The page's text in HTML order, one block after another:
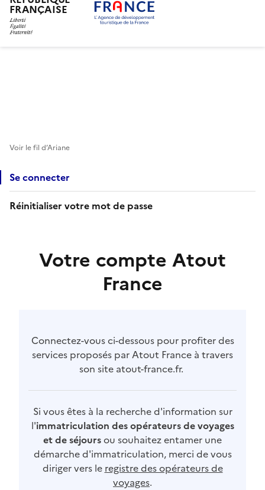
FRANÇAISE
Voir le fil d’Ariane
Se connecter
Réinitialiser votre mot de passe
Votre compte Atout
France
Connectez-vous ci-dessous pour profiter des
services proposés par Atout France à travers
son site atout-france.fr.
Si vous êtes à la recherche d'information sur
l'immatriculation des opérateurs de voyages
et de séjoursou souhaitez entamer une
démarche d'immatriculation, merci de vous
diriger vers le registre des opérateurs de
voyages.